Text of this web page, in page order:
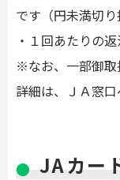
です（円未満切り
・１回あたりの
※なお、一部御取
詳細は、ＪＡ窓口
JAカー